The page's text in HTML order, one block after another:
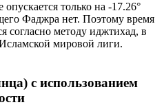
только на -17.26°
Фаджра нет. Поэтому время
согласно методу иджтихад, в
мировой лиги.
с использованием